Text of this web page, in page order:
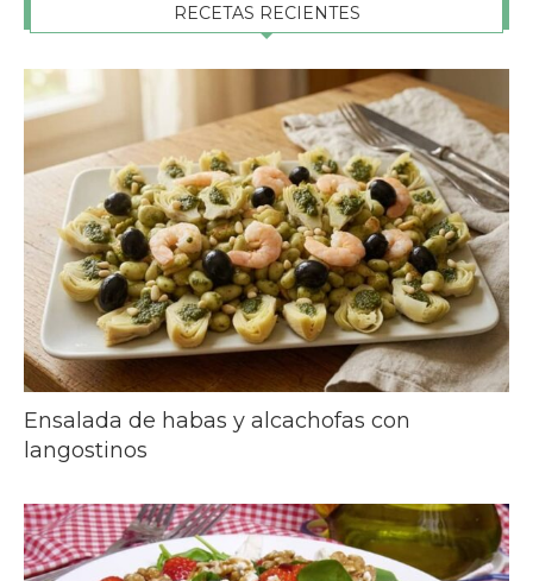
RECETAS RECIENTES
Ensalada de habas y alcachofas con
langostinos